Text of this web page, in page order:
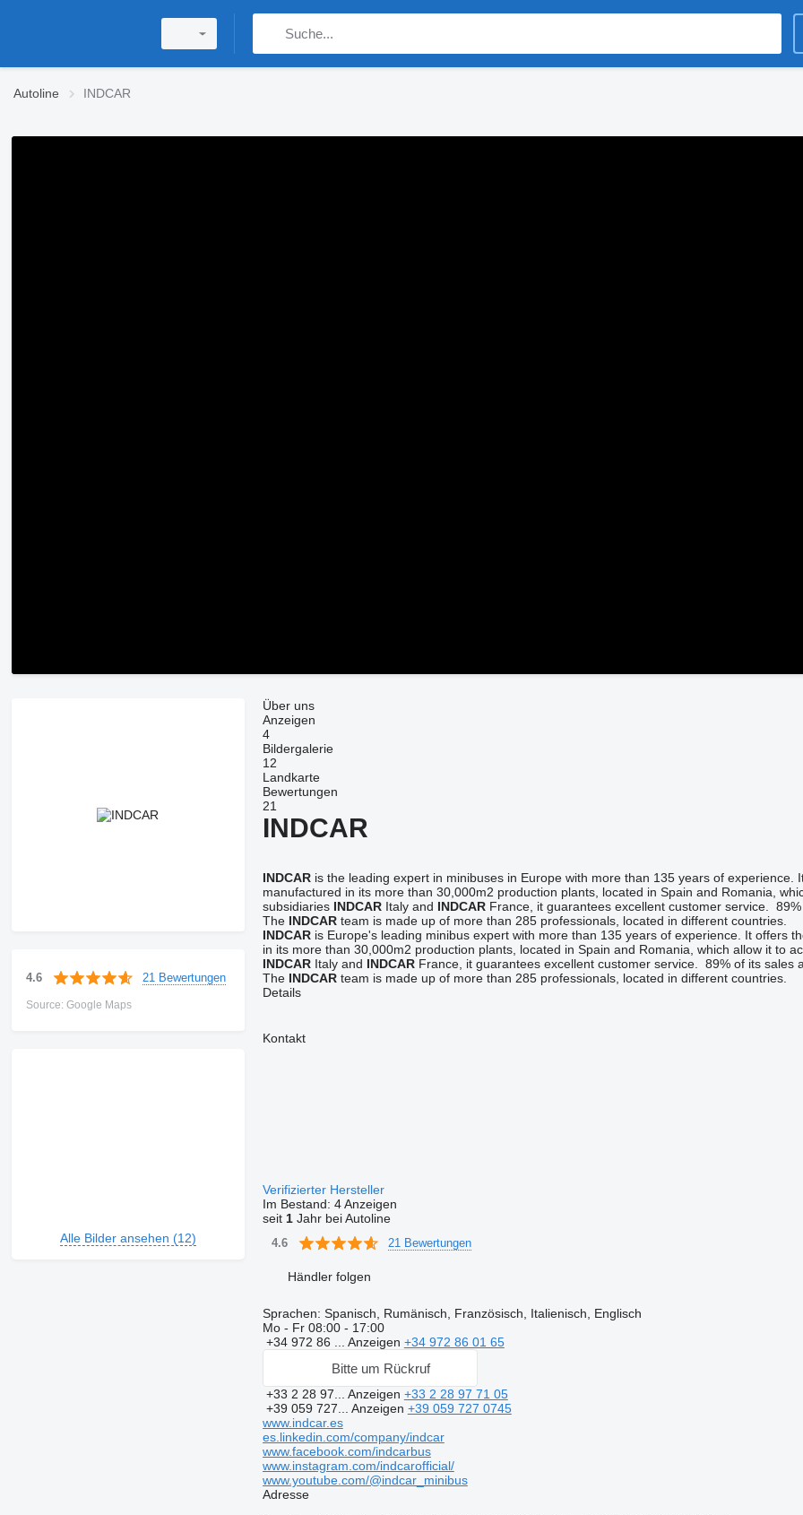
Autoline INDCAR
4.6 21 Bewertungen
Source: Google Maps
Alle Bilder ansehen (12)
Über uns
Anzeigen
4
Bildergalerie
12
Landkarte
Bewertungen
21
INDCAR
INDCARis the leading expert in minibuses in Europe with more than 135 years of experience.
manufactured in its more than 30,000m2 production plants, located in Spain and Romania,
subsidiaries INDCARItaly and INDCARFrance, it guarantees excellent customer service.
The INDCARteam is made up of more than 285 professionals, located in different countries.
INDCARis Europe's leading minibus expert with more than 135 years of experience. It offers
in its more than 30,000m2 production plants, located in Spain and Romania, which allow it to
INDCARItaly and INDCARFrance, it guarantees excellent customer service. 89% of its sales
The INDCARteam is made up of more than 285 professionals, located in different countries.
Details
Kontakt
Verifizierter Hersteller
Im Bestand: 4 Anzeigen
seit 1Jahr bei Autoline
4.6 21 Bewertungen
Händler folgen
Sprachen: Spanisch, Rumänisch, Französisch, Italienisch, Englisch
Mo - Fr 08:00 - 17:00
+34 972 86 ... Anzeigen +34 972 86 01 65
Bitte um Rückruf
+33 2 28 97... Anzeigen +33 2 28 97 71 05
+39 059 727... Anzeigen +39 059 727 0745
www.indcar.es
es.linkedin.com/company/indcar
www.facebook.com/indcarbus
www.instagram.com/indcarofficial/
www.youtube.com/@indcar_minibus
Adresse